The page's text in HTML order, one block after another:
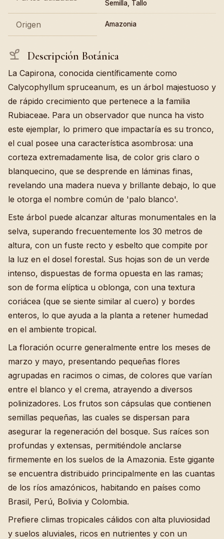
Semilla, Tallo
Origen Amazonia
Descripción Botánica
La Capirona, conocida científicamente como
Calycophyllum spruceanum, es un árbol majestuoso y
de rápido crecimiento que pertenece a la familia
Rubiaceae. Para un observador que nunca ha visto
este ejemplar, lo primero que impactaría es su tronco,
el cual posee una característica asombrosa: una
corteza extremadamente lisa, de color gris claro o
blanquecino, que se desprende en láminas finas,
revelando una madera nueva y brillante debajo, lo que
le otorga el nombre común de 'palo blanco'.
Este árbol puede alcanzar alturas monumentales en la
selva, superando frecuentemente los 30 metros de
altura, con un fuste recto y esbelto que compite por
la luz en el dosel forestal. Sus hojas son de un verde
intenso, dispuestas de forma opuesta en las ramas;
son de forma elíptica u oblonga, con una textura
coriácea (que se siente similar al cuero) y bordes
enteros, lo que ayuda a la planta a retener humedad
en el ambiente tropical.
La floración ocurre generalmente entre los meses de
marzo y mayo, presentando pequeñas flores
agrupadas en racimos o cimas, de colores que varían
entre el blanco y el crema, atrayendo a diversos
polinizadores. Los frutos son cápsulas que contienen
semillas pequeñas, las cuales se dispersan para
asegurar la regeneración del bosque. Sus raíces son
profundas y extensas, permitiéndole anclarse
firmemente en los suelos de la Amazonia. Este gigante
se encuentra distribuido principalmente en las cuantas
de los ríos amazónicos, habitando en países como
Brasil, Perú, Bolivia y Colombia.
Prefiere climas tropicales cálidos con alta pluviosidad
y suelos aluviales, ricos en nutrientes y con un